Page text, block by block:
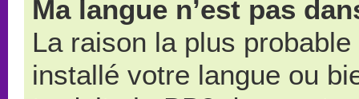
Ma langue n’est pas
La raison la plus probable
installé votre langue ou